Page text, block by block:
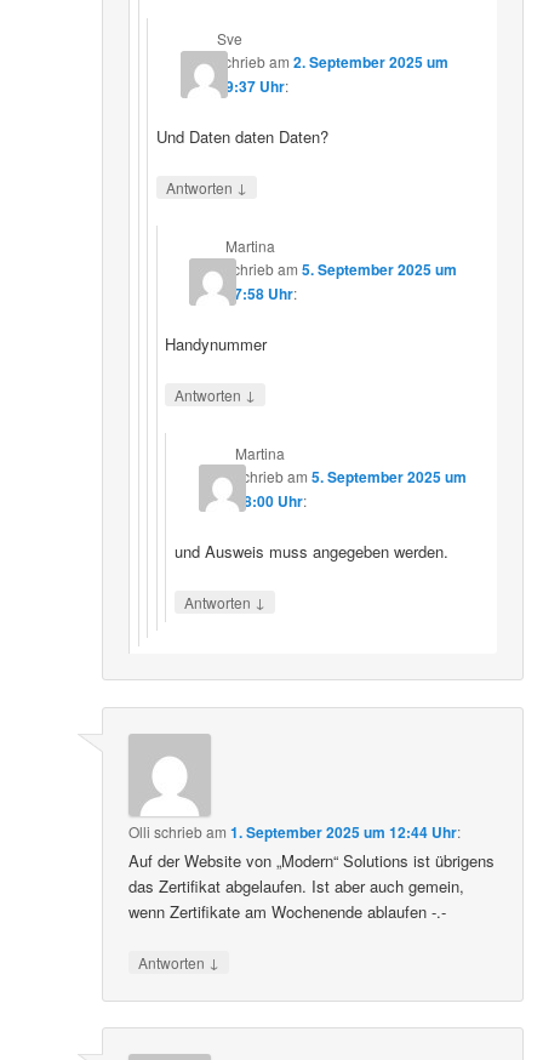
Sve
schriebam 2. September 2025 um
19:37 Uhr:
Und Daten daten Daten?
Antworten ↓
Martina
schriebam5. September 2025 um
17:58 Uhr:
Handynummer
Antworten ↓
Martina
schriebam 5. September 2025 um
18:00 Uhr:
und Ausweis muss angegeben werden.
Antworten ↓
Olli schriebam1. September 2025 um 12:44 Uhr:
Auf der Website von „Modern“ Solutions ist übrigens
das Zertifikat abgelaufen. Ist aber auch gemein,
wenn Zertifikate am Wochenende ablaufen -.-
Antworten ↓